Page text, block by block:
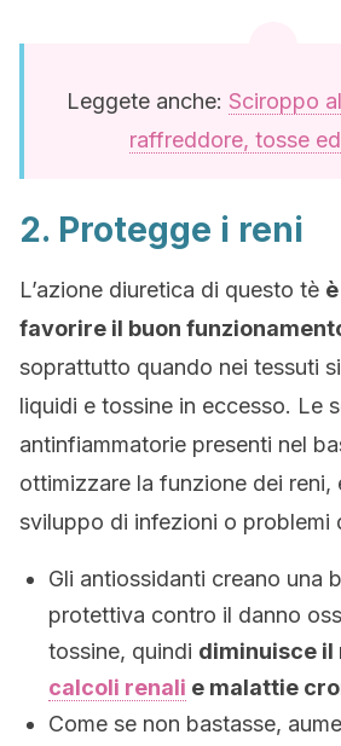
Leggete anche: Sciroppo
raffreddore, tosse
2. Protegge i reni
L’azione diuretica di questo tè
favorire il buon
soprattutto quando nei tessuti
liquidi e tossine in eccesso. Le
antinfiammatorie presenti nel
ottimizzare la funzione dei reni,
sviluppo di infezioni o problemi
Gli antiossidanti creano una
protettiva contro il danno
tossine, quindi diminuisce il
calcoli renali e malattie
Come se non bastasse,